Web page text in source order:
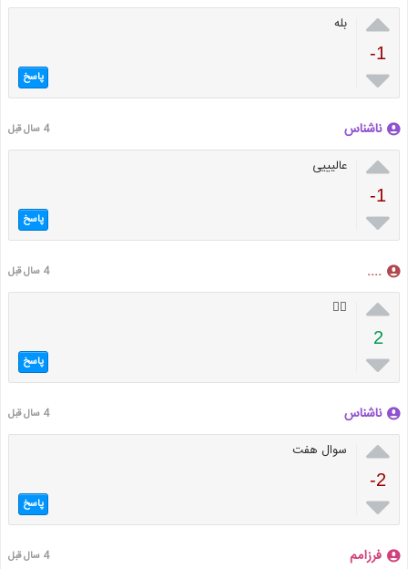

-1

بله
پاسخ
ناشناس 4 سال قبل

-1

عالیییی
پاسخ
.... 4 سال قبل

2

👌🏻
پاسخ
ناشناس 4 سال قبل

-2

سوال هفت
پاسخ
فرزامم 4 سال قبل